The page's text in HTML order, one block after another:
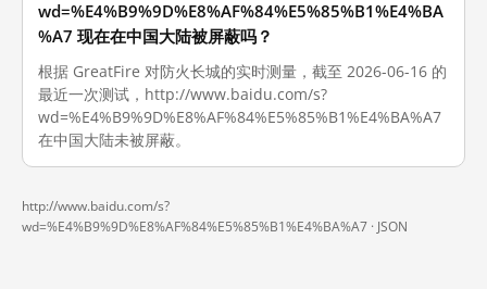
wd=%E4%B9%9D%E8%AF%84%E5%85%B1%E4%BA
%A7 现在在中国大陆被屏蔽吗？
根据 GreatFire 对防火长城的实时测量，截至 2026-06-16 的
最近一次测试，http://www.baidu.com/s?
wd=%E4%B9%9D%E8%AF%84%E5%85%B1%E4%BA%A7
在中国大陆未被屏蔽。
http://www.baidu.com/s?
wd=%E4%B9%9D%E8%AF%84%E5%85%B1%E4%BA%A7 · JSON